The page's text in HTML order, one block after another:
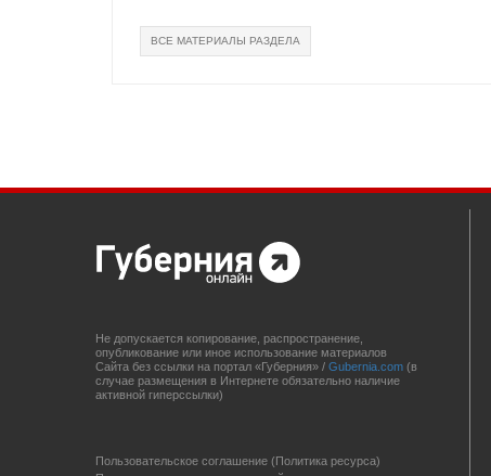
ВСЕ МАТЕРИАЛЫ РАЗДЕЛА
Не допускается копирование, распространение,
опубликование или иное использование материалов
Сайта без ссылки на портал «Губерния» / Gubernia.com (в
случае размещения в Интернете обязательно наличие
активной гиперссылки)
Пользовательское соглашение (Политика ресурса)